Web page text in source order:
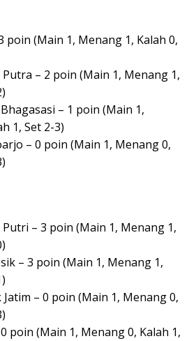
poin (Main 1, Menang 1, Kalah 0,
Putra – 2 poin (Main 1, Menang 1,
– 1 poin (Main 1,
1, Set 2-3)
– 0 poin (Main 1, Menang 0,
Putri – 3 poin (Main 1, Menang 1,
– 3 poin (Main 1, Menang 1,
– 0 poin (Main 1, Menang 0,
poin (Main 1, Menang 0, Kalah 1,